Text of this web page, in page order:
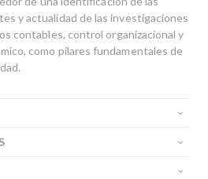
y actualidad de las investiga­ciones
contables, control orga­nizacional y
como pilares fundamentales de